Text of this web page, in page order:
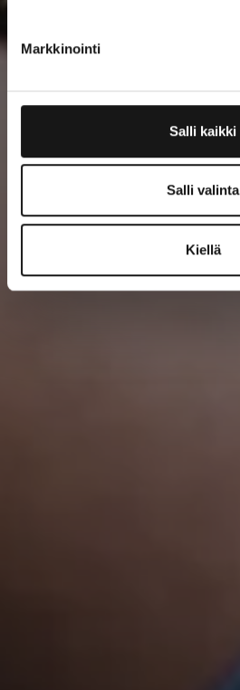
Markkinointi
Salli kaikki
Salli valinta
Kiellä